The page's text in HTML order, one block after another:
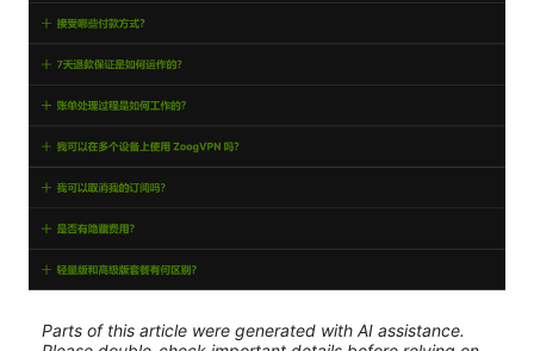
Parts of this article were generated with AI assistance.